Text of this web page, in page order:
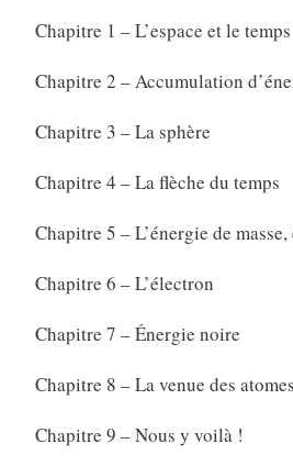
Chapitre 1 – L’espace et le temps
Chapitre 2 – Accumulation
Chapitre 3 – La sphère
Chapitre 4 – La flèche du temps
Chapitre 5 – L’énergie de
Chapitre 6 – L’électron
Chapitre 7 – Énergie noire
Chapitre 8 – La venue des atomes
Chapitre 9 – Nous y voilà !